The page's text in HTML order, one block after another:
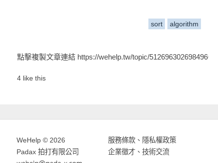
sort algorithm
點擊複製文章連結 https://wehelp.tw/topic/5126963026984960
4 like this
WeHelp © 2026
Padax 拍打有限公司
服務條款、 隱私權政策
企業徵才、技術交流